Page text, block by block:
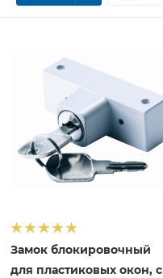
Замок блокировочный
для пластиковых окон, с